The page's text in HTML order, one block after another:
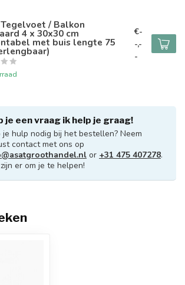
/ Balkon
4 x 30x30 cm
met buis lengte 75
€-
-,-
-
je een vraag ik help je graag!
je hulp nodig bij het bestellen? Neem
contact met ons op
or +31 475 407278.
er om je te helpen!